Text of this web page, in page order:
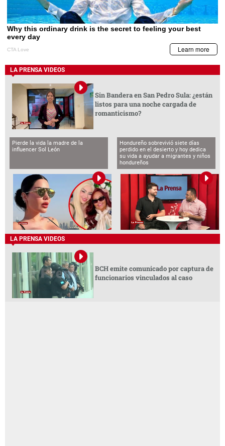
LA PRENSA VIDEOS
Sin Bandera en San Pedro Sula: ¿están
listos para una noche cargada de
romanticismo?
Pierde la vida la madre de la
influencer Sol León
Hondureño sobrevivió siete días
perdido en el desierto y hoy dedica
su vida a ayudar a migrantes y niños
hondureños
LA PRENSA VIDEOS
BCH emite comunicado por captura de
funcionarios vinculados al caso